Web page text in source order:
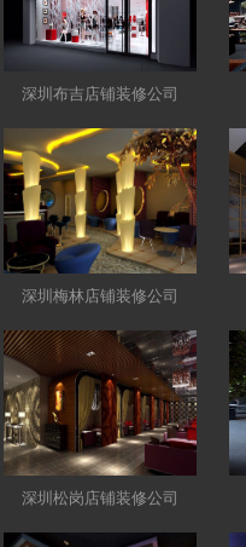
深圳布吉店铺装修公司
深圳梅林店铺装修公司
深圳松岗店铺装修公司